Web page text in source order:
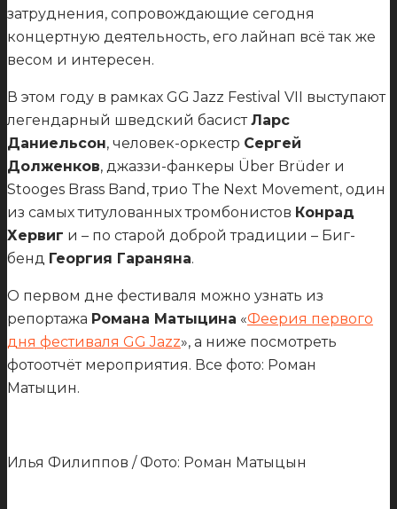
затруднения, сопровождающие сегодня
концертную деятельность, его лайнап всё так же
весом и интересен.
В этом году в рамках GG Jazz Festival VII выступают
легендарный шведский басистЛарс
Даниельсон, человек-оркестр Сергей
Долженков, джаззи-фанкеры Über Brüder и
Stooges Brass Band, трио The Next Movement, один
из самых титулованных тромбонистов Конрад
Хервиг и – по старой доброй традиции – Биг-
бенд Георгия Гараняна.
О первом дне фестиваля можно узнать из
репортажа Романа Матыцина «Феерия первого
дня фестиваля GG Jazz», а ниже посмотреть
фотоотчёт мероприятия. Все фото: Роман
Матыцин.
Илья Филиппов / Фото: Роман Матыцын